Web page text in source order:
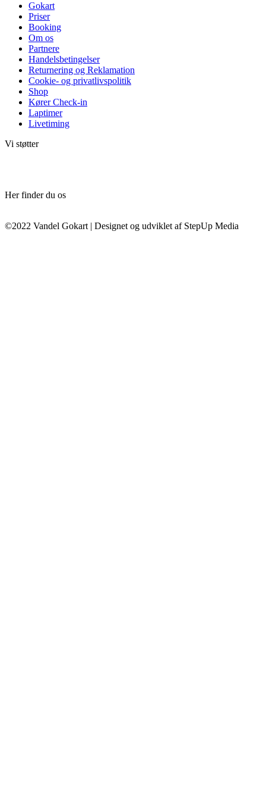
Gokart
Priser
Booking
Om os
Partnere
Handelsbetingelser
Returnering og Reklamation
Cookie- og privatlivspolitik
Shop
Kører Check-in
Laptimer
Livetiming
Vi støtter
Her finder du os
©2022 Vandel Gokart | Designet og udviklet af StepUp Media